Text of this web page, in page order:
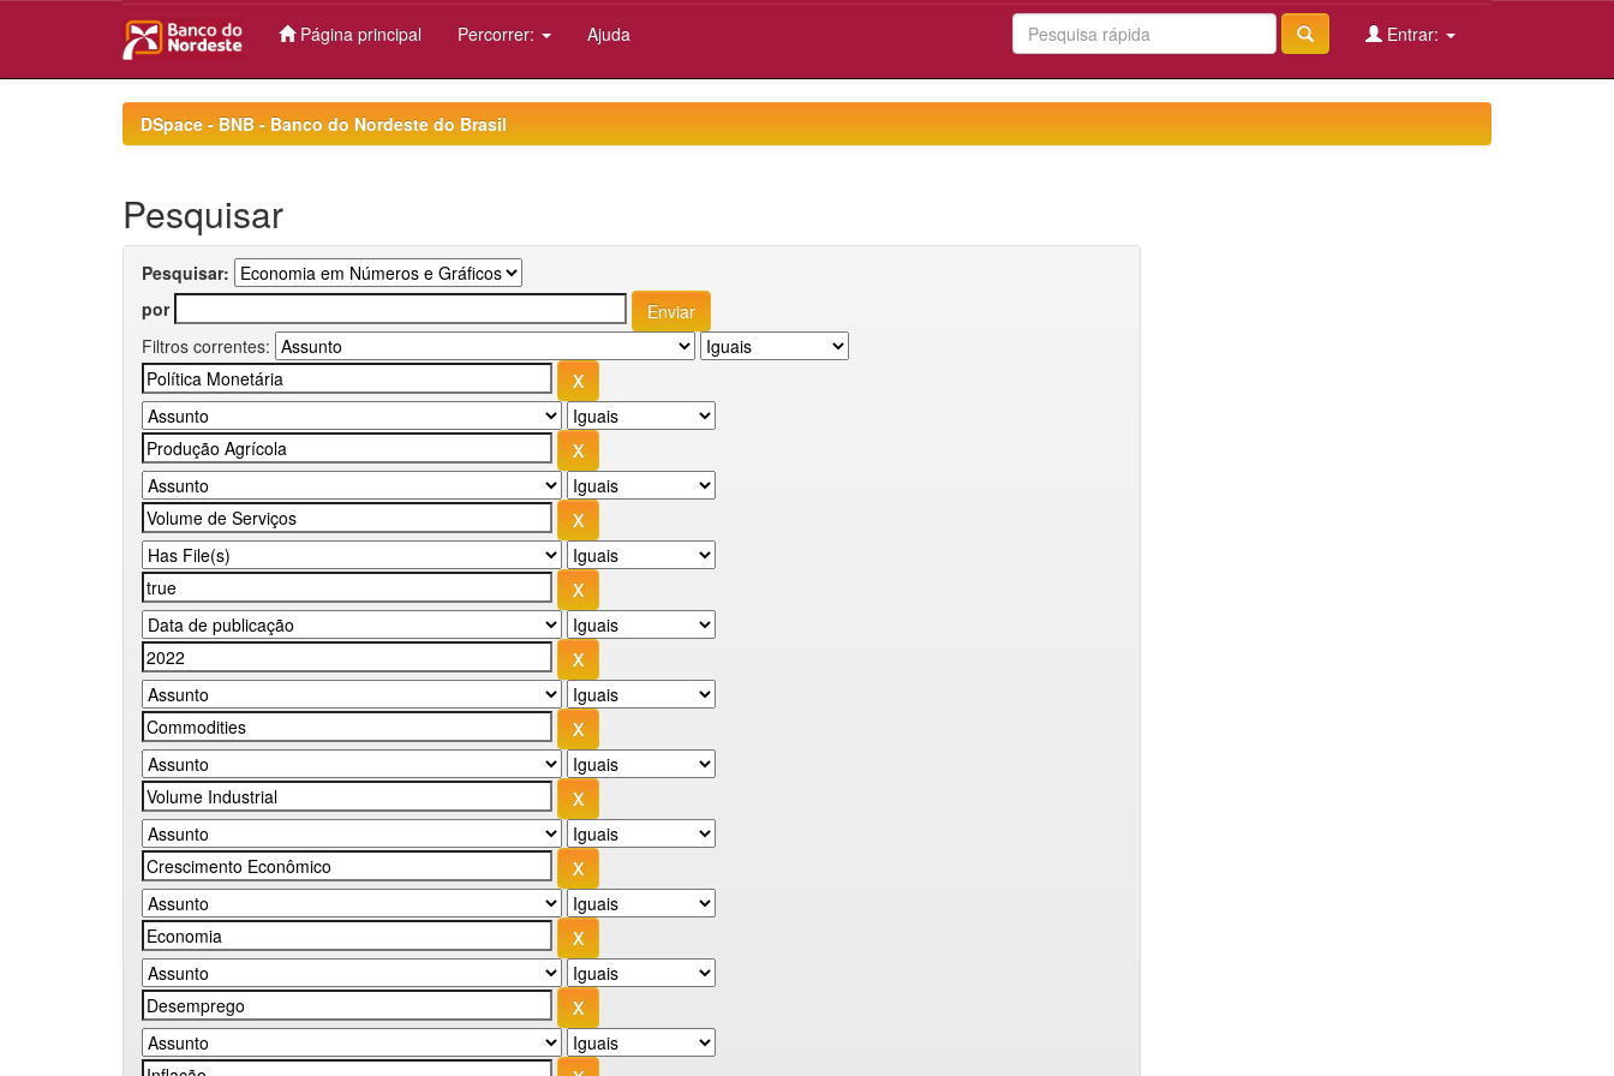
Página principal Percorrer: Ajuda Entrar:
DSpace - BNB - Banco do Nordeste do Brasil
Pesquisar
Pesquisar:
por
Filtros correntes: